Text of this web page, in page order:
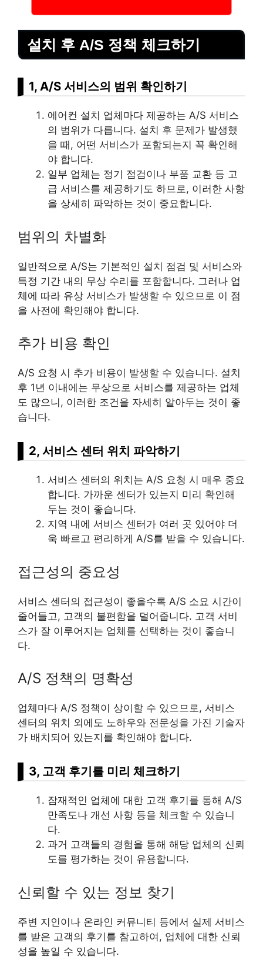
설치 후 A/S 정책 체크하기
1, A/S 서비스의 범위 확인하기
에어컨 설치 업체마다 제공하는 A/S 서비스
의 범위가 다릅니다. 설치 후 문제가 발생했
을 때, 어떤 서비스가 포함되는지 꼭 확인해
야 합니다.
일부 업체는 정기 점검이나 부품 교환 등 고
급 서비스를 제공하기도 하므로, 이러한 사항
을 상세히 파악하는 것이 중요합니다.
범위의 차별화
일반적으로 A/S는 기본적인 설치 점검 및 서비스와
특정 기간 내의 무상 수리를 포함합니다. 그러나 업
체에 따라 유상 서비스가 발생할 수 있으므로 이 점
을 사전에 확인해야 합니다.
추가 비용 확인
A/S 요청 시 추가 비용이 발생할 수 있습니다. 설치
후 1년 이내에는 무상으로 서비스를 제공하는 업체
도 많으니, 이러한 조건을 자세히 알아두는 것이 좋
습니다.
2, 서비스 센터 위치 파악하기
서비스 센터의 위치는 A/S 요청 시 매우 중요
합니다. 가까운 센터가 있는지 미리 확인해
두는 것이 좋습니다.
지역 내에 서비스 센터가 여러 곳 있어야 더
욱 빠르고 편리하게 A/S를 받을 수 있습니다.
접근성의 중요성
서비스 센터의 접근성이 좋을수록 A/S 소요 시간이
줄어들고, 고객의 불편함을 덜어줍니다. 고객 서비
스가 잘 이루어지는 업체를 선택하는 것이 좋습니
다.
A/S 정책의 명확성
업체마다 A/S 정책이 상이할 수 있으므로, 서비스
센터의 위치 외에도 노하우와 전문성을 가진 기술자
가 배치되어 있는지를 확인해야 합니다.
3, 고객 후기를 미리 체크하기
잠재적인 업체에 대한 고객 후기를 통해 A/S
만족도나 개선 사항 등을 체크할 수 있습니
다.
과거 고객들의 경험을 통해 해당 업체의 신뢰
도를 평가하는 것이 유용합니다.
신뢰할 수 있는 정보 찾기
주변 지인이나 온라인 커뮤니티 등에서 실제 서비스
를 받은 고객의 후기를 참고하여, 업체에 대한 신뢰
성을 높일 수 있습니다.